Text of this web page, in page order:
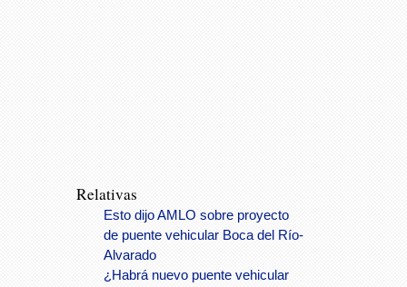
Relativas
Esto dijo AMLO sobre proyecto
de puente vehicular Boca del Río-
Alvarado
¿Habrá nuevo puente vehicular